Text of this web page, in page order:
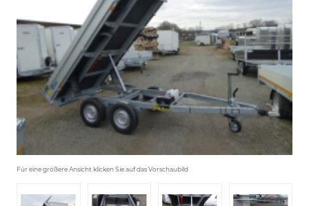
Für eine größere Ansicht klicken Sie auf das Vorschaubild